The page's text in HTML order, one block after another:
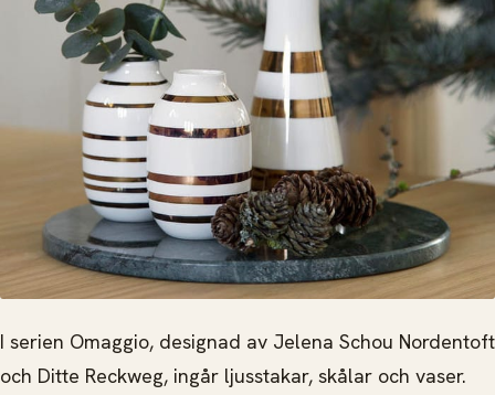
I serien Omaggio, designad av Jelena Schou Nordentoft
och Ditte Reckweg, ingår ljusstakar, skålar och vaser.